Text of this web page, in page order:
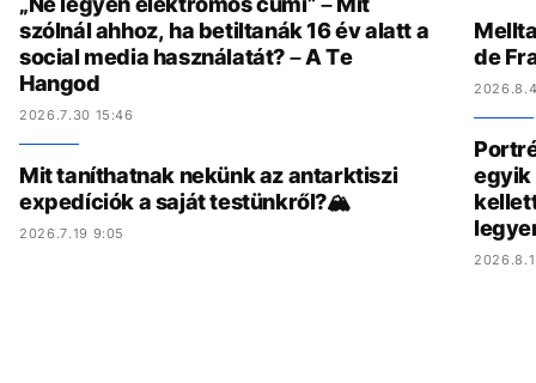
szólnál ahhoz, ha betiltanák 16 év alatt a
social media használatát? – A Te
Hangod
2026.7.30 15:46
Mit taníthatnak nekünk az antarktiszi
expedíciók a saját testünkről?🏔️
2026.7.19 9:05
de
egyik